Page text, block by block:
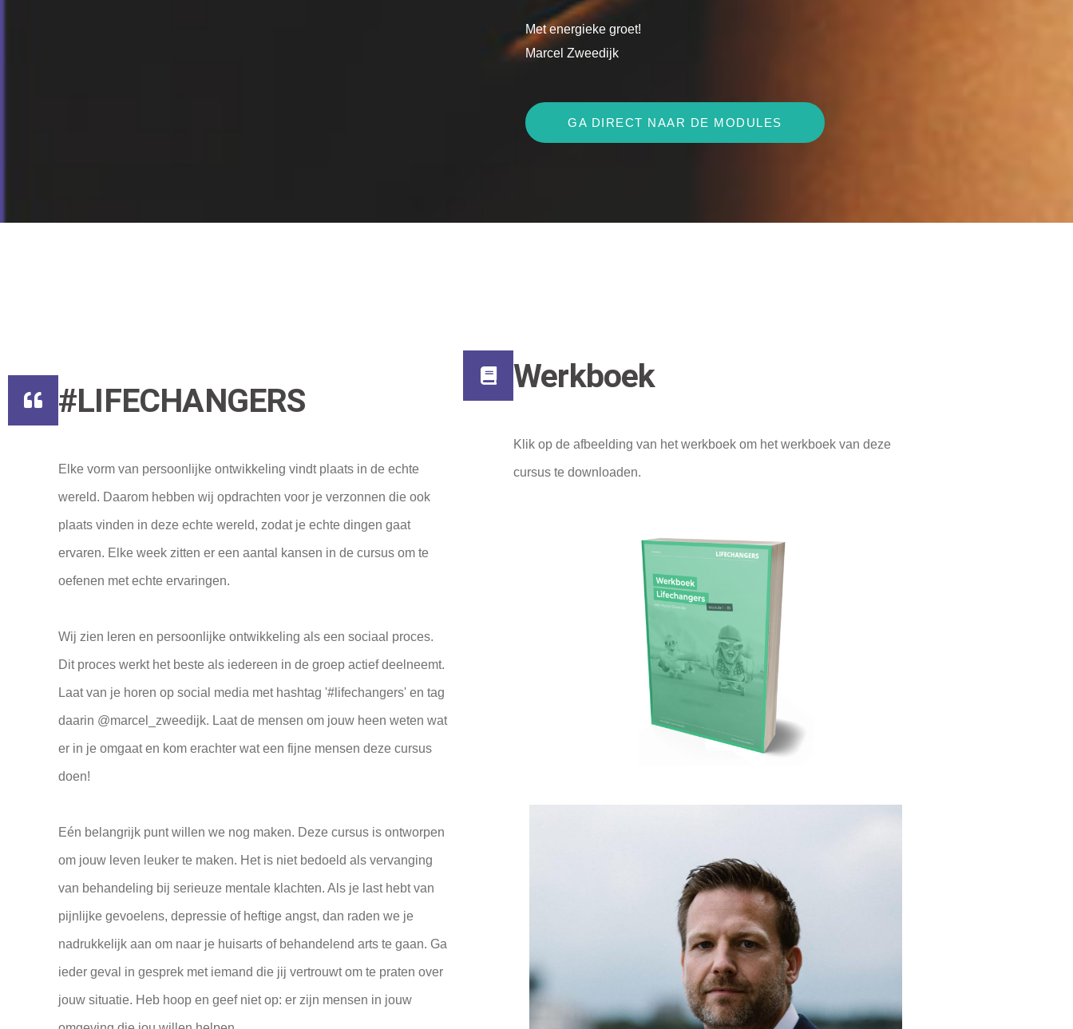
Met energieke groet!
Marcel Zweedijk
GA DIRECT NAAR DE MODULES
#LIFECHANGERS
Elke vorm van persoonlijke ontwikkeling vindt plaats in de echte
wereld. Daarom hebben wij opdrachten voor je verzonnen die ook
plaats vinden in deze echte wereld, zodat je echte dingen gaat
ervaren. Elke week zitten er een aantal kansen in de cursus om te
oefenen met echte ervaringen.
Wij zien leren en persoonlijke ontwikkeling als een sociaal proces.
Dit proces werkt het beste als iedereen in de groep actief deelneemt.
Laat van je horen op social media met hashtag '#lifechangers' en tag
daarin @marcel_zweedijk. Laat de mensen om jouw heen weten wat
er in je omgaat en kom erachter wat een fijne mensen deze cursus
doen!
Eén belangrijk punt willen we nog maken. Deze cursus is ontworpen
om jouw leven leuker te maken. Het is niet bedoeld als vervanging
van behandeling bij serieuze mentale klachten. Als je last hebt van
pijnlijke gevoelens, depressie of heftige angst, dan raden we je
nadrukkelijk aan om naar je huisarts of behandelend arts te gaan. Ga
ieder geval in gesprek met iemand die jij vertrouwt om te praten over
jouw situatie. Heb hoop en geef niet op: er zijn mensen in jouw
Werkboek
Klik op de afbeelding van het werkboek om het werkboek van deze
cursus te downloaden.